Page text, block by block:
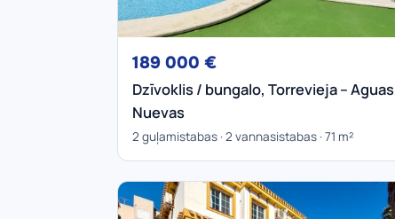
189 000 €
Dzīvoklis / bungalo, Torrevieja – Aguas
Nuevas
2 guļamistabas · 2 vannasistabas · 71 m²